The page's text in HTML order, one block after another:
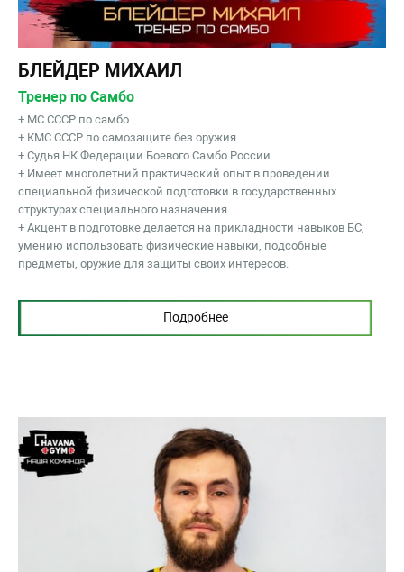
БЛЕЙДЕР МИХАИЛ
Тренер по Самбо
+ МС СССР по самбо
+ КМС СССР по самозащите без оружия
+ Судья НК Федерации Боевого Самбо России
+ Имеет многолетний практический опыт в проведении
специальной физической подготовки в государственных
структурах специального назначения.
+ Акцент в подготовке делается на прикладности навыков БС,
умению использовать физические навыки, подсобные
предметы, оружие для защиты своих интересов.
Подробнее